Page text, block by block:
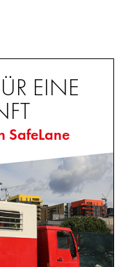
EINE
SafeLane